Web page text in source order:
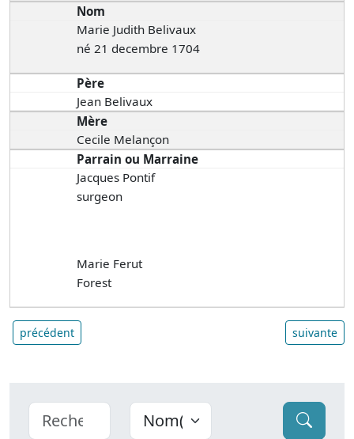
Nom
Marie Judith Belivaux
né 21 decembre 1704
Père
Jean Belivaux
Mère
Cecile Melançon
Parrain ou Marraine
Jacques Pontif
surgeon
Marie Ferut
Forest
précédent suivante